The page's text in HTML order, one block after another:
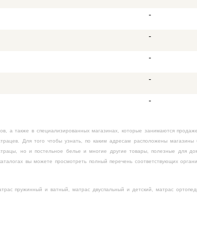
-
-
-
-
-
а также в специализированных магазинах, которые занимаются
Для того чтобы узнать, по каким адресам расположены магазины
но и постельное белье и многие другие товары, полезные для
вы можете просмотреть полный перечень соответствующих
пружинный и ватный, матрас двуспальный и детский, матрас